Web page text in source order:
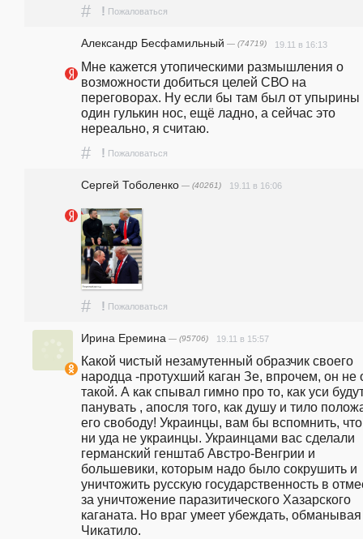
# ! Пожаловаться
Александр Бесфамильный — (74719) 19.11 в 16:13
Мне кажется утопическими размышления о
возможности добиться целей СВО на
переговорах. Ну если бы там был от упырины
один гулькин нос, ещё ладно, а сейчас это
нереально, я считаю.
# ! Пожаловаться
Сергей Тоболенко — (40261) 19.11 в 16:06
# ! Пожаловаться
Ирина Еремина — (95706) 19.11 в 15:57
Какой чистый незамутенный образчик своего
народца -протухший каган Зе, впрочем, он не
такой. А как спывал гимно про то, как уси
панувать , апосля того, как душу и тило
его свободу! Украинцы, вам бы вспомнить,
ни уда не украинцы. Украинцами вас сделали
германский генштаб Австро-Венгрии и
большевики, которым надо было сокрушить и
уничтожить русскую государственность в
за уничтожение паразитического Хазарского
каганата. Но враг умеет убеждать, обманывая
Чикатило.